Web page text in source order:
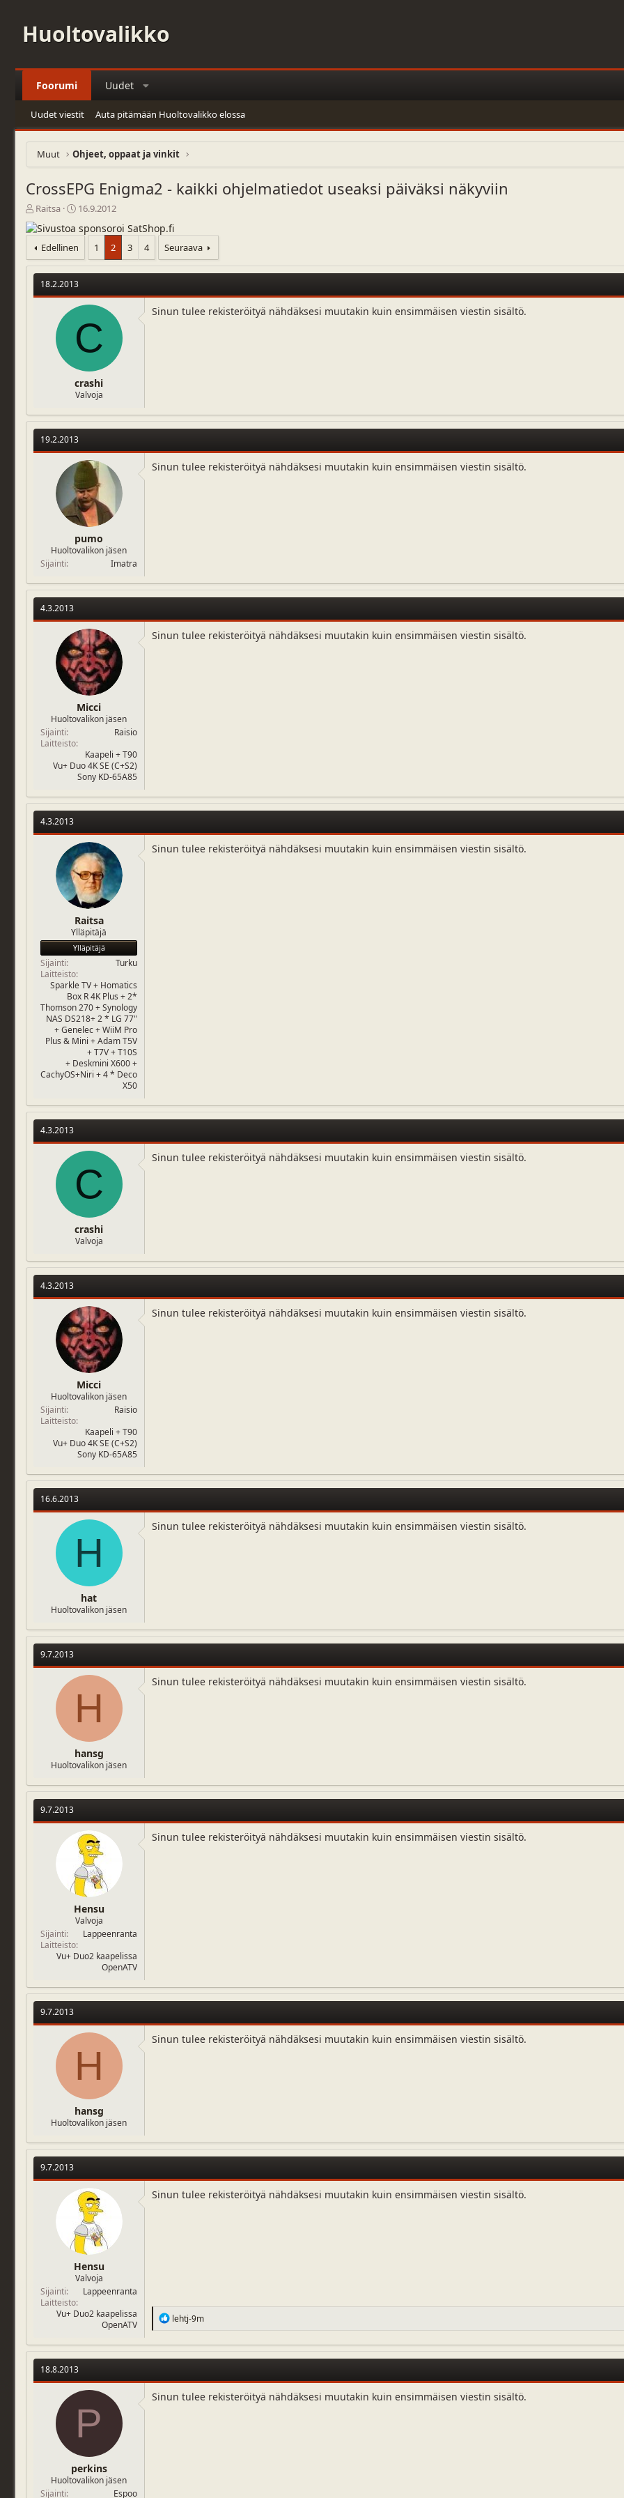
Huoltovalikko
Foorumi Uudet
Uudet viestit Auta pitämään Huoltovalikko elossa
Muut Ohjeet, oppaat ja vinkit
CrossEPG Enigma2 - kaikki ohjelmatiedot useaksi päiväksi näkyviin
V
i
e
s
t
i
e
t
a
Raitsa
A
o
i
t
u
s
p
ä
v
ä
ä
ä
r
16.9.2012
Edellinen 1 2 3 4 Seuraava
18.2.2013
C
crashi
Valvoja
Sinun tulee rekisteröityä nähdäksesi muutakin kuin ensimmäisen viestin sisältö.
19.2.2013
pumo
Huoltovalikon jäsen
Sijainti
Imatra
Sinun tulee rekisteröityä nähdäksesi muutakin kuin ensimmäisen viestin sisältö.
4.3.2013
Micci
Huoltovalikon jäsen
Sijainti
Raisio
Laitteisto
Kaapeli + T90
Vu+ Duo 4K SE (C+S2)
Sony KD-65A85
Sinun tulee rekisteröityä nähdäksesi muutakin kuin ensimmäisen viestin sisältö.
4.3.2013
Raitsa
Ylläpitäjä
Ylläpitäjä
Sijainti
Turku
Laitteisto
Sparkle TV + Homatics
Box R 4K Plus + 2*
Thomson 270 + Synology
NAS DS218+ 2 * LG 77"
+ Genelec + WiiM Pro
Plus & Mini + Adam T5V
+ T7V + T10S
+ Deskmini X600 +
CachyOS+Niri + 4 * Deco
X50
Sinun tulee rekisteröityä nähdäksesi muutakin kuin ensimmäisen viestin sisältö.
4.3.2013
C
crashi
Valvoja
Sinun tulee rekisteröityä nähdäksesi muutakin kuin ensimmäisen viestin sisältö.
4.3.2013
Micci
Huoltovalikon jäsen
Sijainti
Raisio
Laitteisto
Kaapeli + T90
Vu+ Duo 4K SE (C+S2)
Sony KD-65A85
Sinun tulee rekisteröityä nähdäksesi muutakin kuin ensimmäisen viestin sisältö.
16.6.2013
H
hat
Huoltovalikon jäsen
Sinun tulee rekisteröityä nähdäksesi muutakin kuin ensimmäisen viestin sisältö.
9.7.2013
H
hansg
Huoltovalikon jäsen
Sinun tulee rekisteröityä nähdäksesi muutakin kuin ensimmäisen viestin sisältö.
9.7.2013
Hensu
Valvoja
Sijainti
Lappeenranta
Laitteisto
Vu+ Duo2 kaapelissa
OpenATV
Sinun tulee rekisteröityä nähdäksesi muutakin kuin ensimmäisen viestin sisältö.
9.7.2013
H
hansg
Huoltovalikon jäsen
Sinun tulee rekisteröityä nähdäksesi muutakin kuin ensimmäisen viestin sisältö.
9.7.2013
Hensu
Valvoja
Sijainti
Lappeenranta
Laitteisto
Vu+ Duo2 kaapelissa
OpenATV
Sinun tulee rekisteröityä nähdäksesi muutakin kuin ensimmäisen viestin sisältö.
R
e
c
t
o
n
lehtj-9m
18.8.2013
P
perkins
Huoltovalikon jäsen
Sijainti
Espoo
Sinun tulee rekisteröityä nähdäksesi muutakin kuin ensimmäisen viestin sisältö.